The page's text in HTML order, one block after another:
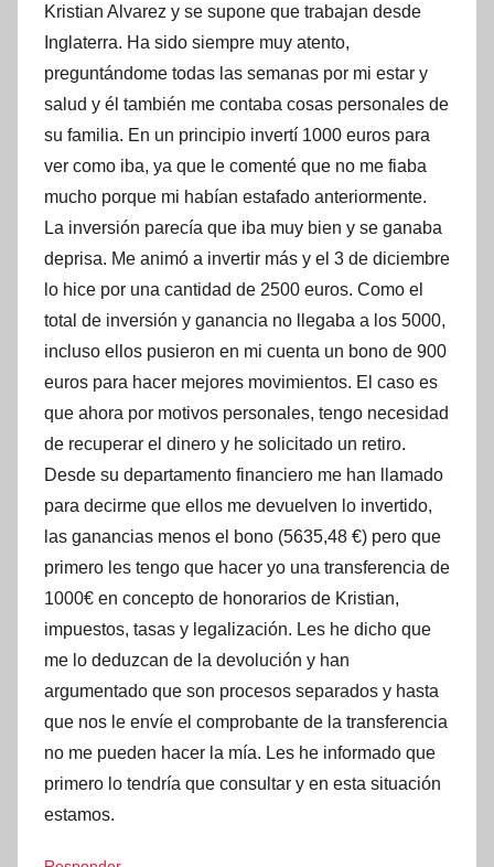
Kristian Alvarez y se supone que trabajan desde
Inglaterra. Ha sido siempre muy atento,
preguntándome todas las semanas por mi estar y
salud y él también me contaba cosas personales de
su familia. En un principio invertí 1000 euros para
ver como iba, ya que le comenté que no me fiaba
mucho porque mi habían estafado anteriormente.
La inversión parecía que iba muy bien y se ganaba
deprisa. Me animó a invertir más y el 3 de diciembre
lo hice por una cantidad de 2500 euros. Como el
total de inversión y ganancia no llegaba a los 5000,
incluso ellos pusieron en mi cuenta un bono de 900
euros para hacer mejores movimientos. El caso es
que ahora por motivos personales, tengo necesidad
de recuperar el dinero y he solicitado un retiro.
Desde su departamento financiero me han llamado
para decirme que ellos me devuelven lo invertido,
las ganancias menos el bono (5635,48 €) pero que
primero les tengo que hacer yo una transferencia de
1000€ en concepto de honorarios de Kristian,
impuestos, tasas y legalización. Les he dicho que
me lo deduzcan de la devolución y han
argumentado que son procesos separados y hasta
que nos le envíe el comprobante de la transferencia
no me pueden hacer la mía. Les he informado que
primero lo tendría que consultar y en esta situación
estamos.